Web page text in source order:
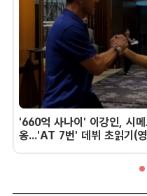
'660억 사나이' 이강인, 시
옹...'AT 7번' 데뷔 초읽기(